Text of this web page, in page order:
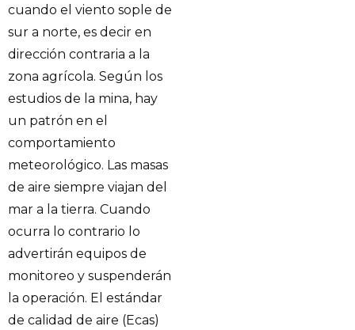
cuando el viento sople de
sur a norte, es decir en
dirección contraria a la
zona agrícola. Según los
estudios de la mina, hay
un patrón en el
comportamiento
meteorológico. Las masas
de aire siempre viajan del
mar a la tierra. Cuando
ocurra lo contrario lo
advertirán equipos de
monitoreo y suspenderán
la operación. El estándar
de calidad de aire (Ecas)